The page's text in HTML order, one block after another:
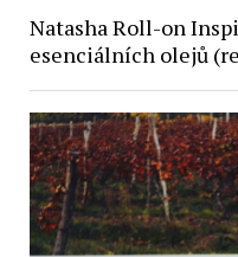
Natasha Roll-on
esenciálních olejů